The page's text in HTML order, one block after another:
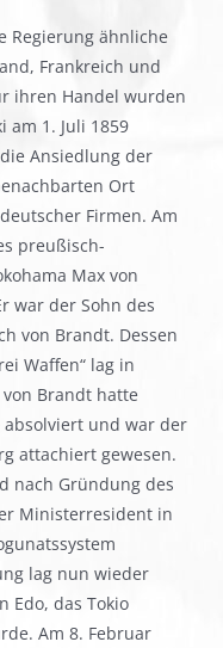
Regierung ähnliche
Frankreich und
ihren Handel wurden
am 1. Juli 1859
Ansiedlung der
Ort
Firmen. Am
preußisch-
Max von
war der Sohn des
von Brandt. Dessen
Waffen“ lag in
Brandt hatte
und war der
attachiert gewesen.
nach Gründung des
Ministerresident in
lag nun wieder
Edo, das Tokio
Am 8. Februar